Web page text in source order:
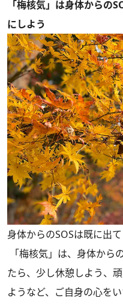
「梅核気」は身体からの
にしよう
身体からのSOSは既に出
「梅核気」は、身体から
たら、少し休憩しよう、
ようなど、ご自身の心を